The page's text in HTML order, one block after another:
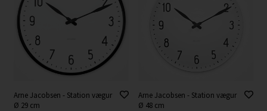
Arne Jacobsen - Station vægur
Ø 29 cm
Arne Jacobsen - Station vægur
Ø 48 cm